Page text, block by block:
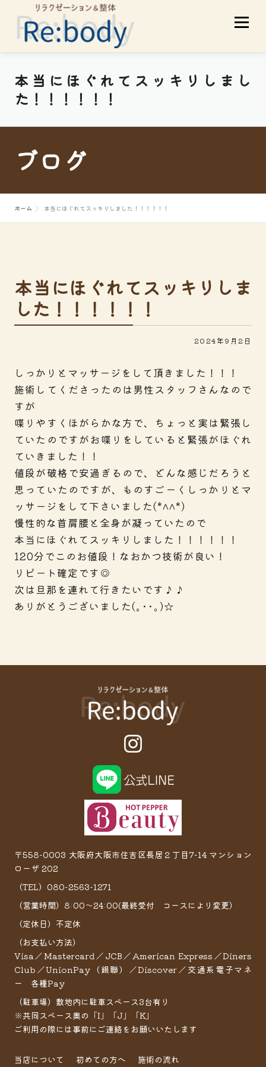
ン
キ
メニュ
当店について 初めての方へ
お客様の声
本当にほぐれてスッキリしまし
た！！！！！！
ブログ
ホーム 本当にほぐれてスッキリしました！！！！！！
本当にほぐれてスッキリしま
した！！！！！！
2024年9月2日
しっかりとマッサージをして頂きました！！！
施術してくださったのは男性スタッフさんなので
すが
喋りやすくほがらかな方で、ちょっと実は緊張し
ていたのですがお喋りをしていると緊張がほぐれ
ていきました！！
値段が破格で安過ぎるので、どんな感じだろうと
思っていたのですが、ものすごーくしっかりとマ
ッサージをして下さいました(*^^*)
慢性的な首肩腰と全身が凝っていたので
本当にほぐれてスッキリしました！！！！！！
120分でこのお値段！なおかつ技術が良い！
リピート確定です◎
次は旦那を連れて行きたいです♪♪
ありがとうございました(｡･･｡)☆
〒558-0003 大阪府大阪市住吉区長居２丁目7−14 マンション
ローザ 202
（TEL）080-2563-1271
（営業時間）8:00～24:00(最終受付 コースにより変更）
（定休日）不定休
（お支払い方法）
Visa／Mastercard／JCB／American Express／Diners
Club／UnionPay（銀聯）／Discover／交通系電子マネ
ー 各種Pay
（駐車場）敷地内に駐車スペース3台有り
※共同スペース奥の「I」「J」「K」
ご利用の際には事前にご連絡をお願いいたします
当店について 初めての方へ 施術の流れ